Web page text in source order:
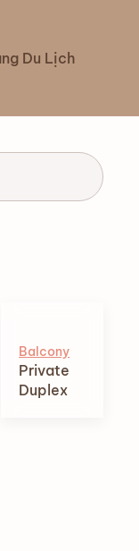
Du Lịch
Balcony
Private
Duplex